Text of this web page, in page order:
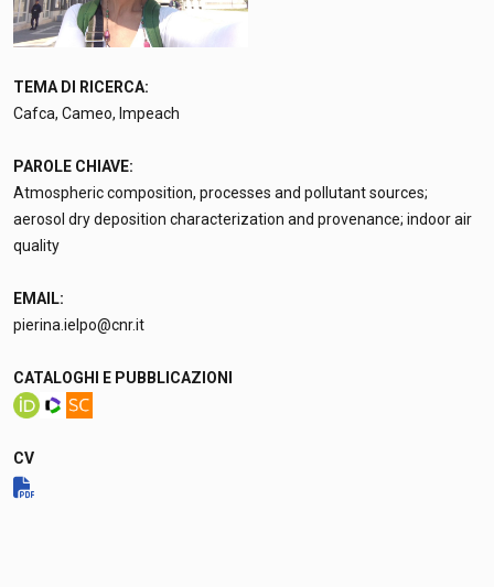
TEMA DI RICERCA:
Cafca, Cameo, Impeach
PAROLE CHIAVE:
Atmospheric composition, processes and pollutant sources;
aerosol dry deposition characterization and provenance; indoor air
quality
EMAIL:
pierina.ielpo@cnr.it
CATALOGHI E PUBBLICAZIONI
CV